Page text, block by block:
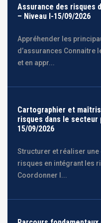
Assurance des risques
– Niveau I-15/09/2026
Appréhender les
d’assurances Connaitre
et en appr...
Cartographier et
risques dans le secteur
15/09/2026
Structurer et réaliser
risques en intégrant les
Coordonner l...